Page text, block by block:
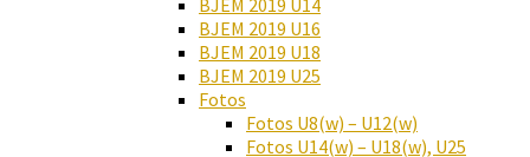
BJEM 2019 U14
BJEM 2019 U16
BJEM 2019 U18
BJEM 2019 U25
Fotos
Fotos U8(w) – U12(w)
Fotos U14(w) – U18(w), U25